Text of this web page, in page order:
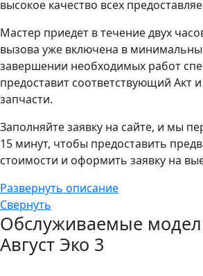
высокое качество всех
Мастер приедет в течение двух
вызова уже включена в
завершении необходимых работ
предоставит соответствующий Акт
запчасти.
Заполняйте заявку на сайте, и мы
15 минут, чтобы предоставить
стоимости и оформить заявку на
Развернуть описание
Свернуть
Обслуживаемые
Август Эко 3